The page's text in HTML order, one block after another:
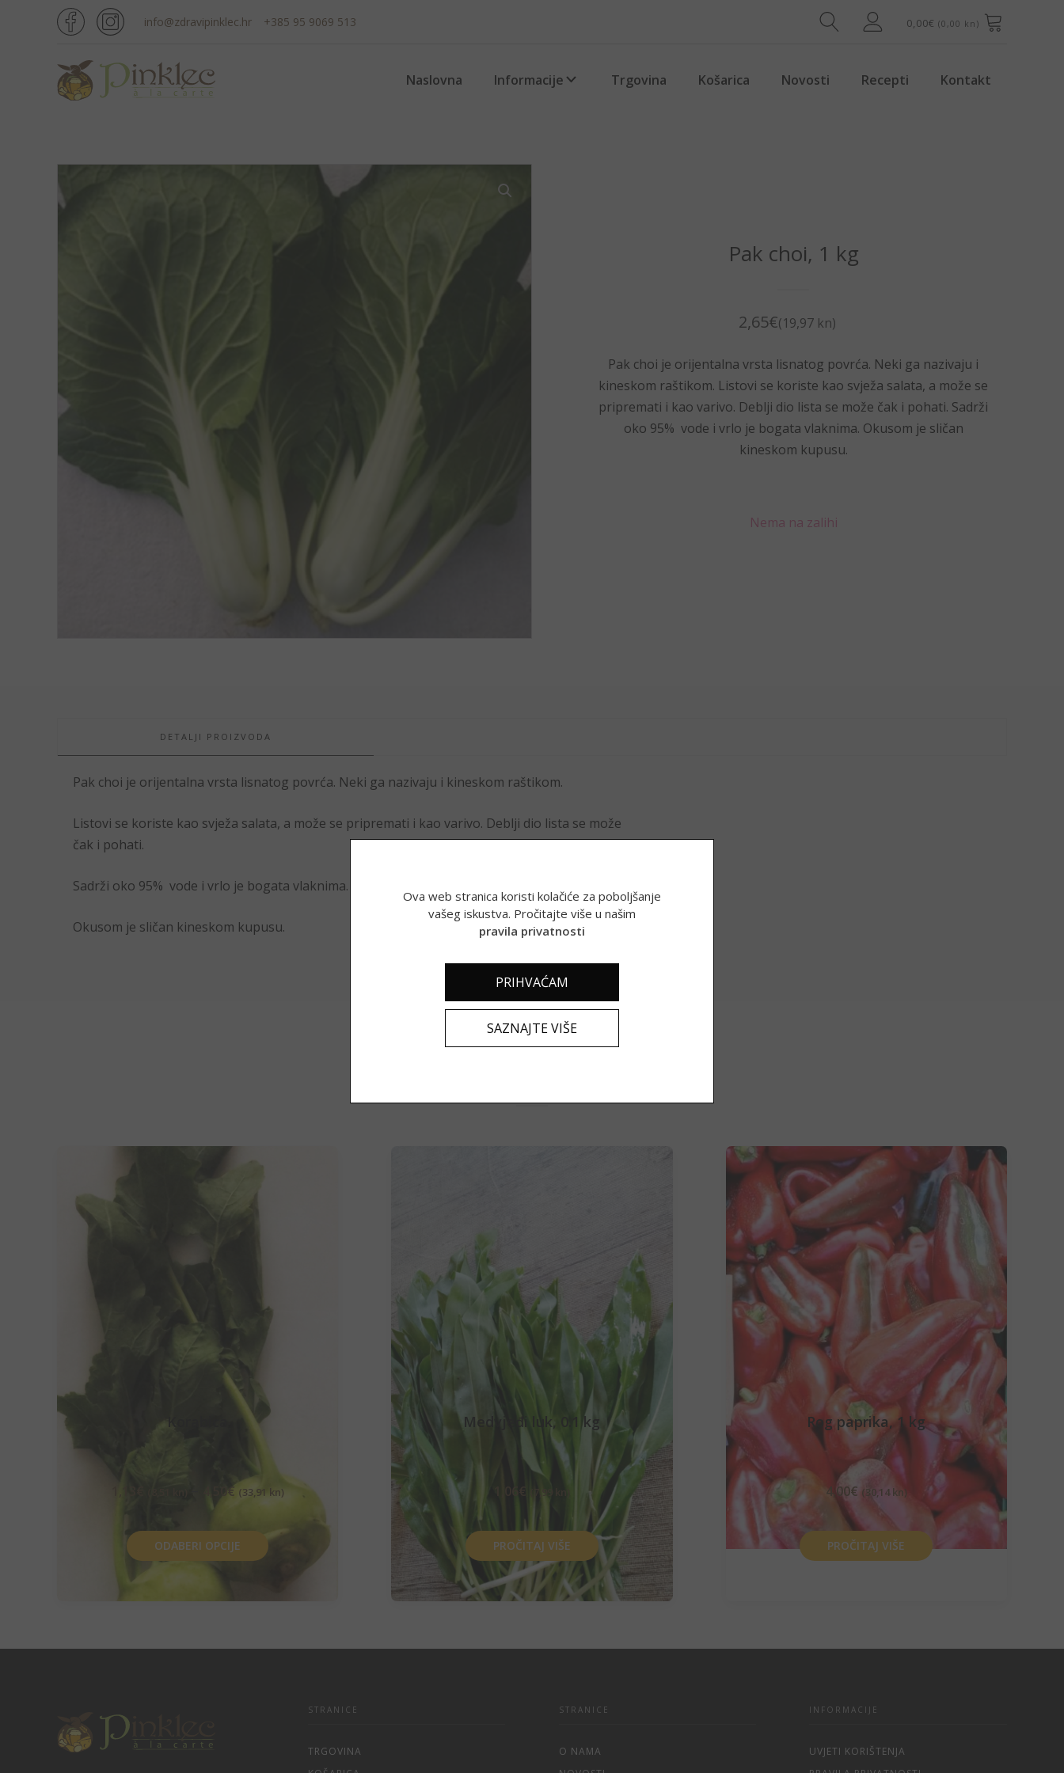
info@zdravipinklec.hr +385 95 9069 513 0,00€ (0,00 kn)
Naslovna Informacije Trgovina Košarica Novosti Recepti Kontakt
Pak choi, 1 kg
2,65€(19,97 kn)
Pak choi je orijentalna vrsta lisnatog povrća. Neki ga nazivaju i
kineskom raštikom. Listovi se koriste kao svježa salata, a može se
pripremati i kao varivo. Deblji dio lista se može čak i pohati. Sadrži
oko 95% vode i vrlo je bogata vlaknima. Okusom je sličan
kineskom kupusu.
Nema na zalihi
DETALJI PROIZVODA
Pak choi je orijentalna vrsta lisnatog povrća. Neki ga nazivaju i kineskom raštikom.
Listovi se koriste kao svježa salata, a može se pripremati i kao varivo. Deblji dio lista se može
čak i pohati.
Sadrži oko 95% vode i vrlo je bogata vlaknima.
Okusom je sličan kineskom kupusu.
4,50€ (33,91 kn)
ODABERI OPCIJE
Medvjeđi luk, 0.1 kg
PROČITAJ VIŠE
Rog paprika, 1 kg
4,00€ (30,14 kn)
PROČITAJ VIŠE
STRANICE
TRGOVINA
STRANICE
O NAMA
INFORMACIJE
UVJETI KORIŠTENJA
Ova web stranica koristi kolačiće za poboljšanje
vašeg iskustva. Pročitajte više u našim
pravila privatnosti
PRIHVAĆAM
SAZNAJTE VIŠE